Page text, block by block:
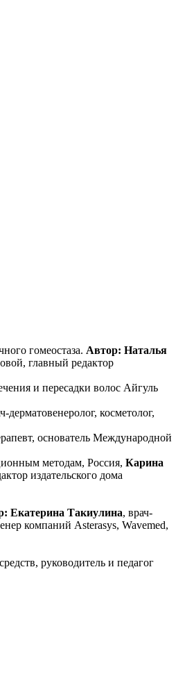
гомеостаза. Автор: Наталья
главный редактор
и пересадки волос Айгуль
дерматовенеролог, косметолог,
основатель Международной
методам, Россия, Карина
издательского дома
Екатерина Такиулина, врач-
компаний Asterasys, Wavemed,
руководитель и педагог